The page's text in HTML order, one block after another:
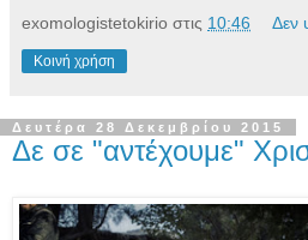
exomologistetokirio στις 10:46 Δεν
Κοινή χρήση
Δευτέρα 28 Δεκεμβρίου 2015
Δε σε "αντέχουμε"